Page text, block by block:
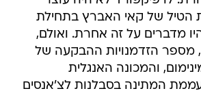
הטיל של קאי האברץ בתחילת
מדברים על זה אחרת. ואולם,
מספר הזדמנויות ההבקעה של
והמכונה האנגלית
המתינה בסבלנות לצ'אנסים